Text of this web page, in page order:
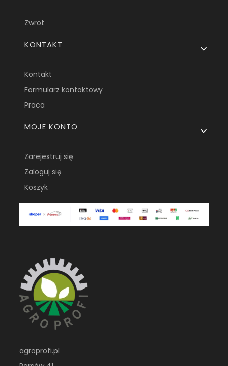
Zwrot
KONTAKT
Kontakt
Formularz kontaktowy
Praca
MOJE KONTO
Zarejestruj się
Zaloguj się
Koszyk
agroprofi.pl